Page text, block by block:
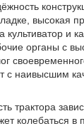
высокая
и
органы с
с наивысшим
трактора
колебаться в